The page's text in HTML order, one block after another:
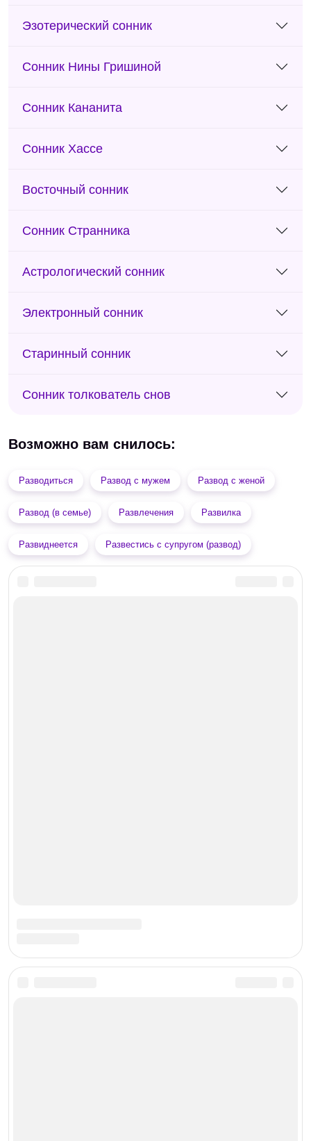
Эзотерический сонник
Сонник Нины Гришиной
Сонник Кананита
Сонник Хассе
Восточный сонник
Сонник Странника
Астрологический сонник
Электронный сонник
Старинный сонник
Сонник толкователь снов
Возможно вам снилось:
Разводиться Развод с мужем Развод с женой
Развод (в семье) Развлечения Развилка
Развиднеется Развестись с супругом (развод)